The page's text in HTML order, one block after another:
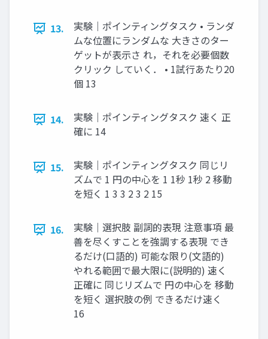
13.
実験｜ポインティングタスク • ランダ
ムな位置にランダムな ⼤きさのター
ゲットが表⽰さ れ，それを必要個数
クリック していく． • 1試⾏あたり20
個 13
14.
実験｜ポインティングタスク 速く 正
確に 14
15.
実験｜ポインティングタスク 同じリ
ズムで 1 円の中⼼を 1 1秒 1秒 2 移動
を短く 1 3 3 2 3 2 15
16.
実験｜選択肢 副詞的表現 注意事項 最
善を尽くすことを強調する表現 でき
るだけ(⼝語的) 可能な限り(⽂語的)
やれる範囲で最⼤限に(説明的) 速く
正確に 同じリズムで 円の中⼼を 移動
を短く 選択肢の例 できるだけ速く
16